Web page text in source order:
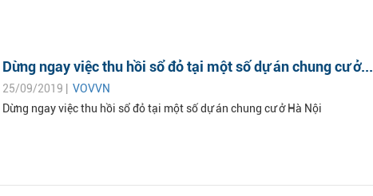
Dừng ngay việc thu hồi sổ đỏ tại một số dự án chung cư ở...
25/09/2019 | VOVVN
Dừng ngay việc thu hồi sổ đỏ tại một số dự án chung cư ở Hà Nội